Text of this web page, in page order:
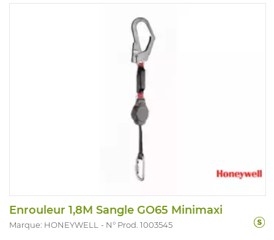
Enrouleur 1,8M Sangle GO65 Minimaxi
Marque: HONEYWELL N° Prod. 1003545